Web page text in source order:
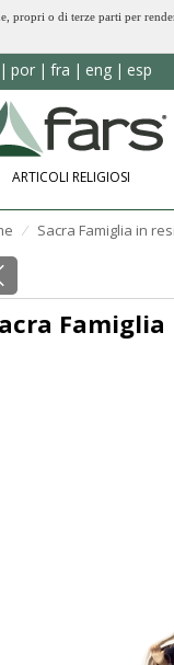
propri o di terze parti per
por fra eng esp
ARTICOLI RELIGIOSI
⁄ Sacra Famiglia in